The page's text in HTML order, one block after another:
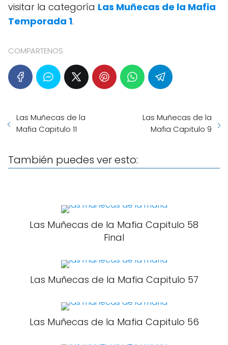
visitar la categoría Las Muñecas de la Mafia
Temporada 1.
COMPARTENOS
Las Muñecas de la
Mafia Capitulo 11
Las Muñecas de la
Mafia Capitulo 9
También puedes ver esto:
Las Muñecas de la Mafia Capitulo 58
Final
Las Muñecas de la Mafia Capitulo 57
Las Muñecas de la Mafia Capitulo 56